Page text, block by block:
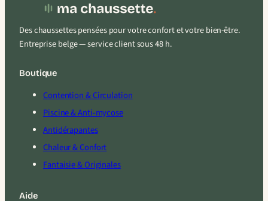
Des chaussettes pensées pour votre confort et votre bien-être.
Entreprise belge — service client sous 48 h.
Boutique
Contention & Circulation
Piscine & Anti-mycose
Antidérapantes
Chaleur & Confort
Fantaisie & Originales
Aide